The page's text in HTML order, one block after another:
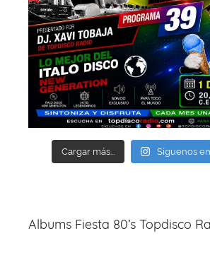
Cargar más... Síguenos
Albums Fiesta 80’s Topdisco